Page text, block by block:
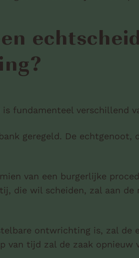
fundamenteel verschillend
geregeld. De
van een burgerlijke
die wil scheiden, zal aan
ontwrichting is, zal de
van tijd zal de zaak opnieuw